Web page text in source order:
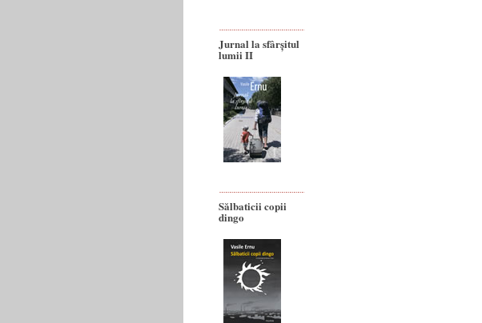
Jurnal la sfârșitul
lumii II
Sălbaticii copii
dingo